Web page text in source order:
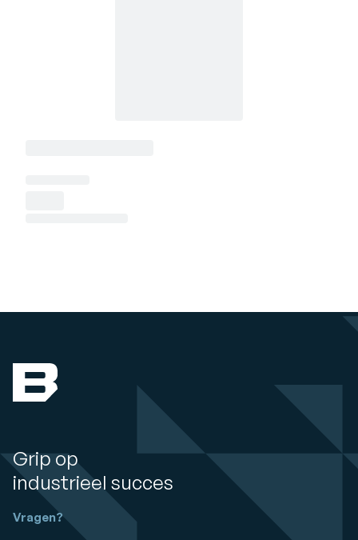
Grip op
industrieel succes
Vragen?